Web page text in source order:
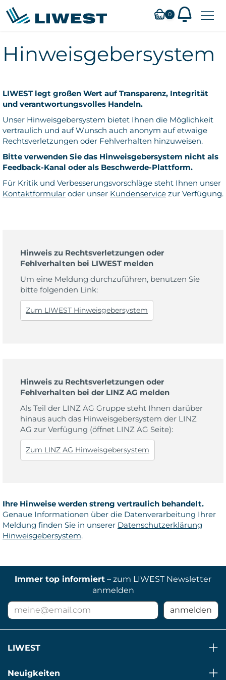
Zum
Hauptinhalt
springen
0
Hinweisgebersystem
LIWEST legt großen Wert auf Transparenz, Integrität
und verantwortungsvolles Handeln.
Unser Hinweisgebersystem bietet Ihnen die Möglichkeit
vertraulich und auf Wunsch auch anonym auf etwaige
Rechtsverletzungen oder Fehlverhalten hinzuweisen.
Bitte verwenden Sie das Hinweisgebersystem nicht als
Feedback-Kanal oder als Beschwerde-Plattform.
Für Kritik und Verbesserungsvorschläge steht Ihnen unser
Kontaktformular oder unser Kundenservice zur Verfügung.
Hinweis zu Rechtsverletzungen oder
Fehlverhalten bei LIWEST melden
Um eine Meldung durchzuführen, benutzen Sie
bitte folgenden Link:
Zum LIWEST Hinweisgebersystem
Hinweis zu Rechtsverletzungen oder
Fehlverhalten bei der LINZ AG melden
Als Teil der LINZ AG Gruppe steht Ihnen darüber
hinaus auch das Hinweisgebersystem der LINZ
AG zur Verfügung (öffnet LINZ AG Seite):
Zum LINZ AG Hinweisgebersystem
Ihre Hinweise werden streng vertraulich behandelt.
Genaue Informationen über die Datenverarbeitung Ihrer
Meldung finden Sie in unserer Datenschutzerklärung
Hinweisgebersystem.
Immer top informiert – zum LIWEST Newsletter
anmelden
Mail
Adresse
anmelden
LIWEST
Neuigkeiten